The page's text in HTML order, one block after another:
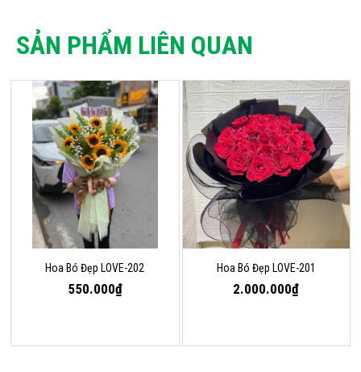
SẢN PHẨM LIÊN QUAN
Hoa Bó Đẹp LOVE-202
550.000₫
Hoa Bó Đẹp LOVE-201
2.000.000₫